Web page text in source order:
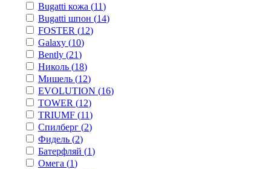
Bugatti кожа (11)
Bugatti шпон (14)
FOSTER (12)
Galaxy (10)
Bently (21)
Николь (18)
Мишель (12)
EVOLUTION (16)
TOWER (12)
TRIUMF (11)
Спилберг (2)
Фидель (2)
Батерфляй (1)
Омега (1)